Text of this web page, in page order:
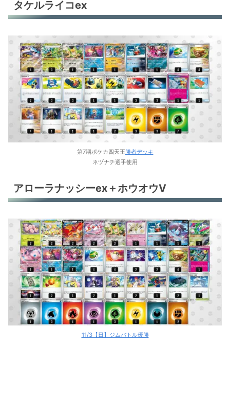
タケルライコex
第7期ポケカ四天王勝者デッキ
ネヅナチ選手使用
アローラナッシーex＋ホウオウV
11/3【日】ジムバトル優勝